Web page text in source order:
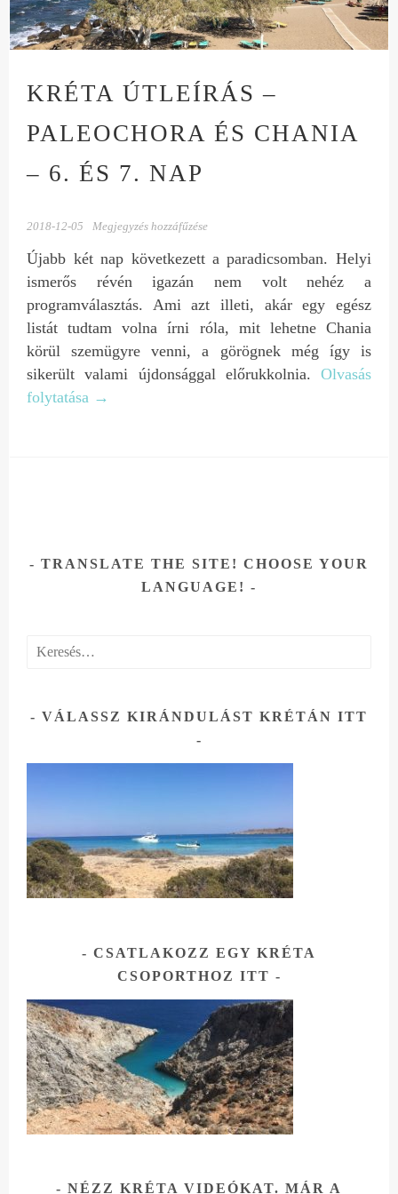
KRÉTA ÚTLEÍRÁS –
PALEOCHORA ÉS CHANIA
– 6. ÉS 7. NAP
2018-12-05 Megjegyzés hozzáfűzése
Újabb két nap következett a paradicsomban. Helyi
ismerős révén igazán nem volt nehéz a
programválasztás. Ami azt illeti, akár egy egész
listát tudtam volna írni róla, mit lehetne Chania
körül szemügyre venni, a görögnek még így is
sikerült valami újdonsággal előrukkolnia. Olvasás
folytatása →
TRANSLATE THE SITE! CHOOSE YOUR
LANGUAGE!
Keresés:
VÁLASSZ KIRÁNDULÁST KRÉTÁN ITT
CSATLAKOZZ EGY KRÉTA
CSOPORTHOZ ITT
NÉZZ KRÉTA VIDEÓKAT. MÁR A